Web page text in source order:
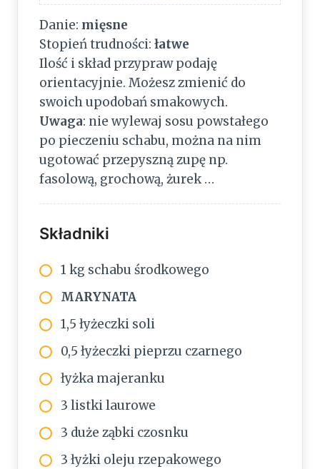
Danie: mięsne
Stopień trudności: łatwe
Ilość i skład przypraw podaję
orientacyjnie. Możesz zmienić do
swoich upodobań smakowych.
Uwaga: nie wylewaj sosu powstałego
po pieczeniu schabu, można na nim
ugotować przepyszną zupę np.
fasolową, grochową, żurek …
Składniki
1 kg schabu środkowego
MARYNATA
1,5 łyżeczki soli
0,5 łyżeczki pieprzu czarnego
łyżka majeranku
3 listki laurowe
3 duże ząbki czosnku
3 łyżki oleju rzepakowego